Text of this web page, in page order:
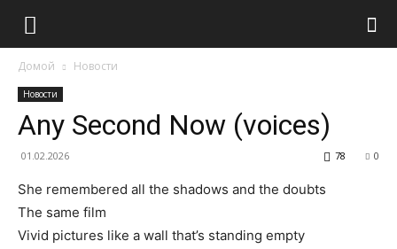
Домой Новости
Новости
Any Second Now (voices)
01.02.2026 0
78
She remembered all the shadows and the doubts
The same film
Vivid pictures like a wall that’s standing empty